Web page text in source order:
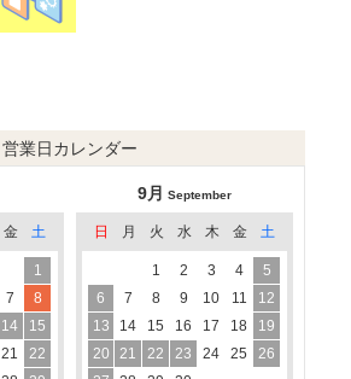
営業日カレンダー
金 土
1
7
8
14
15
21
22
9月 September
日 月 火 水 木 金 土
1 2 3 4
5
6
7 8 9 10 11
12
13
14 15 16 17 18
19
20
21 22 23 24 25
26